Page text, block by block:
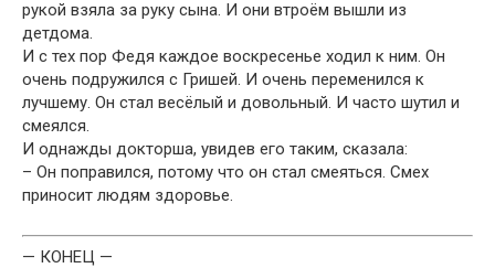
рукой взяла за руку сына. И они втроём вышли из
детдома.
И с тех пор Федя каждое воскресенье ходил к ним. Он
очень подружился с Гришей. И очень переменился к
лучшему. Он стал весёлый и довольный. И часто шутил и
смеялся.
И однажды докторша, увидев его таким, сказала:
– Он поправился, потому что он стал смеяться. Смех
приносит людям здоровье.
— КОНЕЦ —